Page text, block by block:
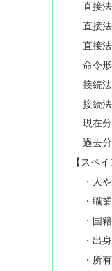
直接
直接
直接
命令形
接続
接続
現在
過去
【スペ
・人
・職
・国
・出
・所